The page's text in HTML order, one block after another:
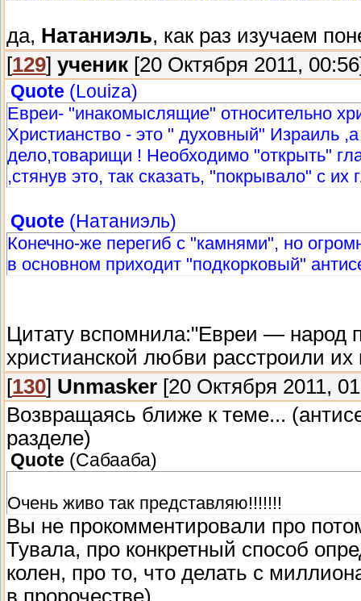
да, Натаниэль, как раз изучаем
[129] ученик [20 Октября 2011,
Quote (Louiza)
Евреи- "инакомыслящие" относительно
Христианство - это " духовный" Израиль
дело,товарищи ! Необходимо "открыть"
,стянув это, так сказать, "покрывало" с их
Quote (Натаниэль)
Конечно-же перегиб с "камнями", но
в основном приходит "подкорковый"
Цитату вспомнила:"Евреи — народ
христианской любви расстроили
[130] Unmasker [20 Октября 2011,
Возвращаясь ближе к теме...
разделе)
Quote (Сабааба)
Очень живо так представляю!!!!!!!
Вы не прокомментировали про
Тувала, про конкретный способ
колен, про то, что делать с
в пророчестве).